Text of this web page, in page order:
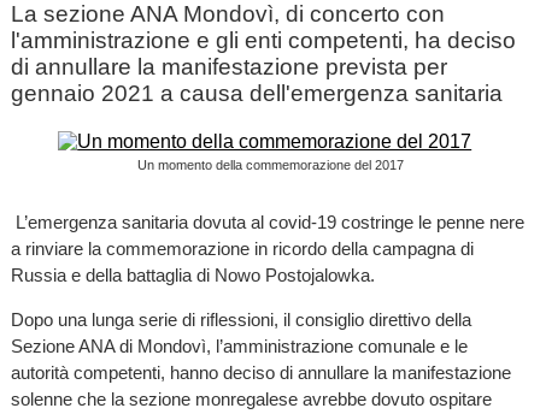
La sezione ANA Mondovì, di concerto con
l'amministrazione e gli enti competenti, ha deciso
di annullare la manifestazione prevista per
gennaio 2021 a causa dell'emergenza sanitaria
Un momento della commemorazione del 2017
L’emergenza sanitaria dovuta al covid-19 costringe le penne nere
a rinviare la commemorazione in ricordo della campagna di
Russia e della battaglia di Nowo Postojalowka.
Dopo una lunga serie di riflessioni, il consiglio direttivo della
Sezione ANA di Mondovì, l’amministrazione comunale e le
autorità competenti, hanno deciso di annullare la manifestazione
solenne che la sezione monregalese avrebbe dovuto ospitare